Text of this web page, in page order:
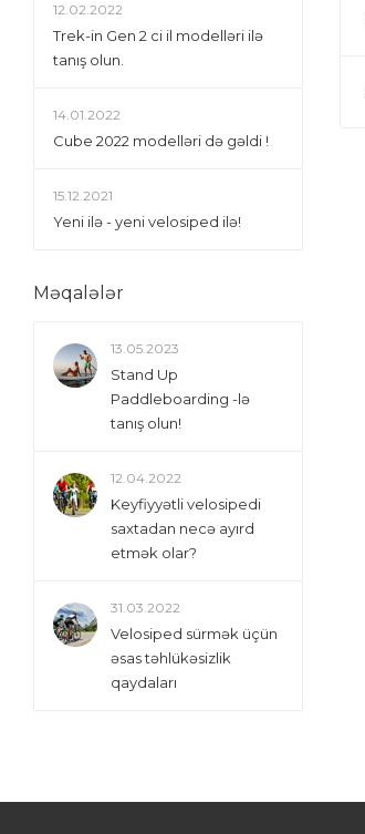
12.02.2022
Trek-in Gen 2 ci il modelləri ilə
tanış olun.
14.01.2022
Сube 2022 modelləri də gəldi !
15.12.2021
Yeni ilə - yeni velosiped ilə!
Məqalələr
13.05.2023
Stand Up
Paddleboarding -lə
tanış olun!
12.04.2022
Keyfiyyətli velosipedi
saxtadan necə ayırd
etmək olar?
31.03.2022
Velosiped sürmək üçün
əsas təhlükəsizlik
qaydaları